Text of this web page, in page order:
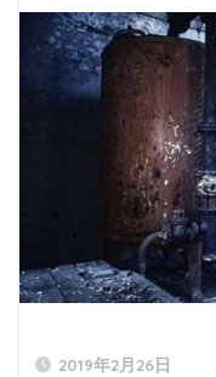
2019年2月26日